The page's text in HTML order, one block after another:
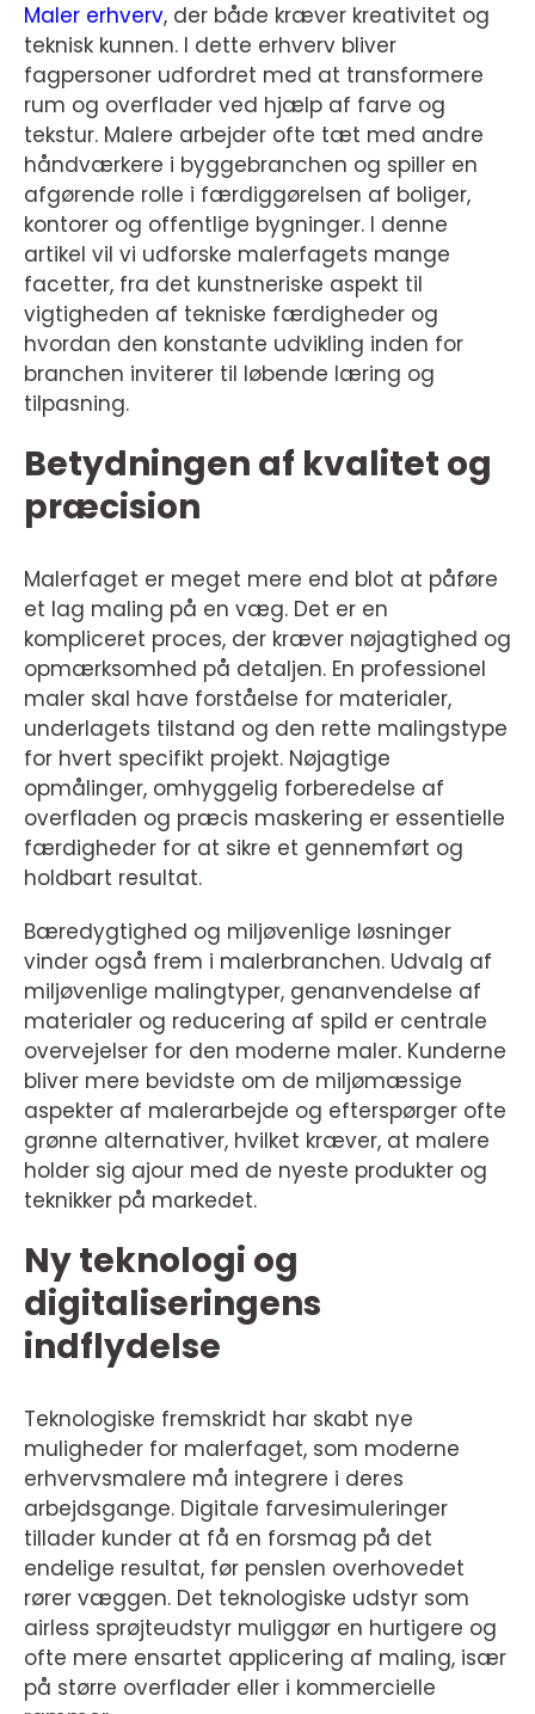
Maler erhverv, der både kræver kreativitet og
teknisk kunnen. I dette erhverv bliver
fagpersoner udfordret med at transformere
rum og overflader ved hjælp af farve og
tekstur. Malere arbejder ofte tæt med andre
håndværkere i byggebranchen og spiller en
afgørende rolle i færdiggørelsen af boliger,
kontorer og offentlige bygninger. I denne
artikel vil vi udforske malerfagets mange
facetter, fra det kunstneriske aspekt til
vigtigheden af tekniske færdigheder og
hvordan den konstante udvikling inden for
branchen inviterer til løbende læring og
tilpasning.
Betydningen af kvalitet og
præcision
Malerfaget er meget mere end blot at påføre
et lag maling på en væg. Det er en
kompliceret proces, der kræver nøjagtighed og
opmærksomhed på detaljen. En professionel
maler skal have forståelse for materialer,
underlagets tilstand og den rette malingstype
for hvert specifikt projekt. Nøjagtige
opmålinger, omhyggelig forberedelse af
overfladen og præcis maskering er essentielle
færdigheder for at sikre et gennemført og
holdbart resultat.
Bæredygtighed og miljøvenlige løsninger
vinder også frem i malerbranchen. Udvalg af
miljøvenlige malingtyper, genanvendelse af
materialer og reducering af spild er centrale
overvejelser for den moderne maler. Kunderne
bliver mere bevidste om de miljømæssige
aspekter af malerarbejde og efterspørger ofte
grønne alternativer, hvilket kræver, at malere
holder sig ajour med de nyeste produkter og
teknikker på markedet.
Ny teknologi og
digitaliseringens
indflydelse
Teknologiske fremskridt har skabt nye
muligheder for malerfaget, som moderne
erhvervsmalere må integrere i deres
arbejdsgange. Digitale farvesimuleringer
tillader kunder at få en forsmag på det
endelige resultat, før penslen overhovedet
rører væggen. Det teknologiske udstyr som
airless sprøjteudstyr muliggør en hurtigere og
ofte mere ensartet applicering af maling, især
på større overflader eller i kommercielle